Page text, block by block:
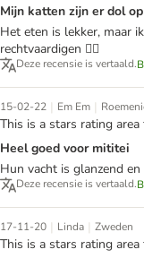
Mijn katten zijn er dol op
Het eten is lekker, maar
rechtvaardigen 🤷‍♀️
Deze recensie is vertaald.
15-02-22 | Em Em |
This is a stars rating
Heel goed voor mititei
Hun vacht is glanzend
Deze recensie is vertaald.
17-11-20 | Linda | Zweden
This is a stars rating